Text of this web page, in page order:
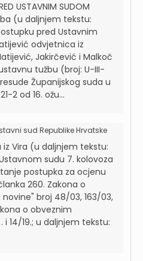
USTAVNIM SUDOM
(u daljnjem tekstu:
pred Ustavnim
odvjetnica iz
Jakirčević i Malkoč
tužbu (broj: U-III-
Županijskog suda u
2 od 16. ožu...
sud Republike Hrvatske
iz Vira (u daljnjem tekstu:
sudu 7. kolovoza
postupka za ocjenu
260. Zakona o
broj 48/03, 163/03,
o obveznim
i 14/19.; u daljnjem tekstu: